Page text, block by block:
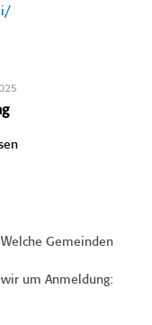
Gemeinden
um Anmeldung: